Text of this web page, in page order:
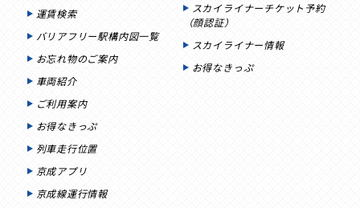
運賃検索
バリアフリー駅構内図一覧
お忘れ物のご案内
車両紹介
ご利用案内
お得なきっぷ
列車走行位置
京成アプリ
京成線運行情報
スカイライナーチケット予約
（顔認証）
スカイライナー情報
お得なきっぷ